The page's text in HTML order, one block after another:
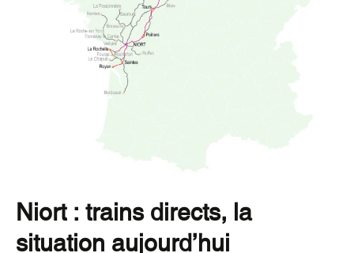
Niort : trains directs, la
situation aujourd’hui